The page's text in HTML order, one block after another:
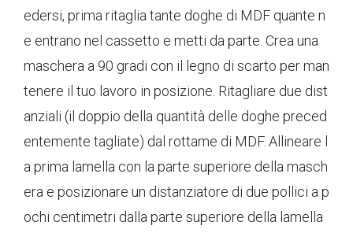
edersi, prima ritaglia tante doghe di MDF quante n
e entrano nel cassetto e metti da parte. Crea una
maschera a 90 gradi con il legno di scarto per man
tenere il tuo lavoro in posizione. Ritagliare due dist
anziali (il doppio della quantità delle doghe preced
entemente tagliate) dal rottame di MDF. Allineare l
a prima lamella con la parte superiore della masch
era e posizionare un distanziatore di due pollici a p
ochi centimetri dalla parte superiore della lamella